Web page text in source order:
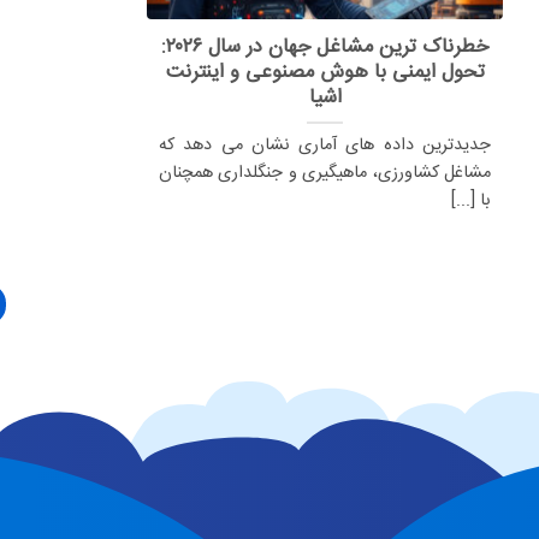
خطرناک ترین مشاغل جهان در سال ۲۰۲۶:
تحول ایمنی با هوش مصنوعی و اینترنت
اشیا
جدیدترین داده های آماری نشان می دهد که
مشاغل کشاورزی، ماهیگیری و جنگلداری همچنان
با [...]